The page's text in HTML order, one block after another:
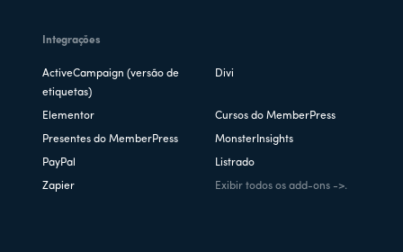
Integrações
ActiveCampaign (versão de
etiquetas)
Divi
Elementor Cursos do MemberPress
Presentes do MemberPress MonsterInsights
PayPal Listrado
Zapier Exibir todos os add-ons ->.